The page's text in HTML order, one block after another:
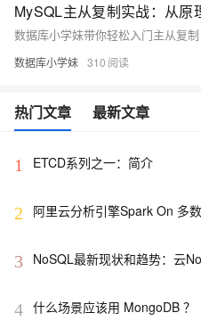
数据库小学妹 310
热门文章 最新文章
1 ETCD系列之一：简介
2 阿里云分析引擎Spark On 多
3
NoSQL最新现状和趋势：云
4 什么场景应该用 MongoDB ？